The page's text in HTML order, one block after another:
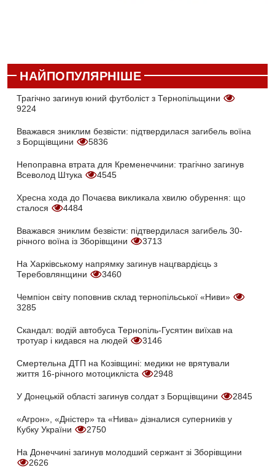
НАЙПОПУЛЯРНІШЕ
Трагічно загинув юний футболіст з Тернопільщини
9224
Вважався зниклим безвісти: підтвердилася загибель воїна
з Борщівщини
5836
Непоправна втрата для Кременеччини: трагічно загинув
Всеволод Штука
4545
Хресна хода до Почаєва викликала хвилю обурення: що
сталося
4484
Вважався зниклим безвісти: підтвердилася загибель 30-
річного воїна із Зборівщини
3713
На Харківському напрямку загинув нацгвардієць з
Теребовлянщини
3460
Чемпіон світу поповнив склад тернопільської «Ниви»
3285
Скандал: водій автобуса Тернопіль-Гусятин виїхав на
тротуар і кидався на людей
3146
Смертельна ДТП на Козівщині: медики не врятували
життя 16-річного мотоцикліста
2948
У Донецькій області загинув солдат з Борщівщини 2845
«Агрон», «Дністер» та «Нива» дізналися суперників у
Кубку України
2750
На Донеччині загинув молодший сержант зі Зборівщини
2626